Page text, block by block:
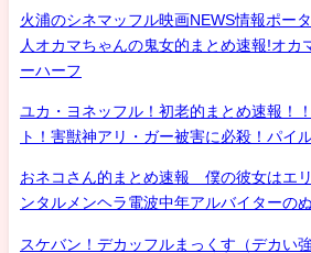
火浦のシネマッフル映画NEWS情報ポー
人オカマちゃんの鬼女的まとめ速報!オカ
ーハーフ
ユカ・ヨネッフル！初老的まとめ速報！
ト！害獣神アリ・ガー被害に必殺！パイ
おネコさん的まとめ速報 僕の彼女はエ
ンタルメンヘラ電波中年アルバイターの
スケバン！デカッフルまっくす（デカい